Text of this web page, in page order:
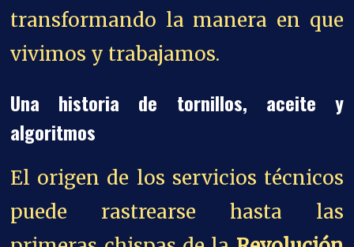
transformando la manera en que
vivimos y trabajamos.
Una historia de tornillos, aceite y
algoritmos
El origen de los servicios técnicos
puede rastrearse hasta las